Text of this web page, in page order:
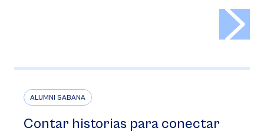
ALUMNI SABANA
Contar historias para conectar